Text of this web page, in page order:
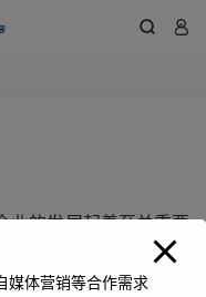
 
业的发展起着至关重要
笋般涌现，如何在众多
公司排名便成为了企业
媒体营销等合作需求